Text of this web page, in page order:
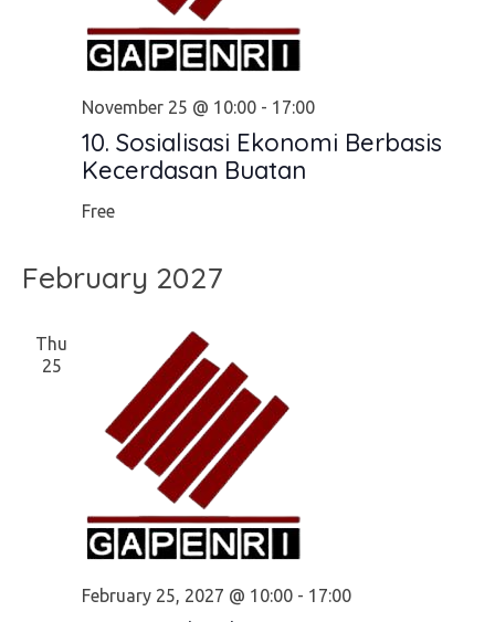
10. Sosialisasi Ekonomi Berbasis
Kecerdasan Buatan
November 25 @ 10:00- 17:00
Free
February 2027
Thu
25
February 25, 2027 @ 10:00- 17:00